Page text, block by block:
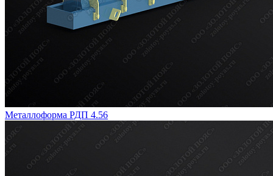
Металлоформа РДП 4.56